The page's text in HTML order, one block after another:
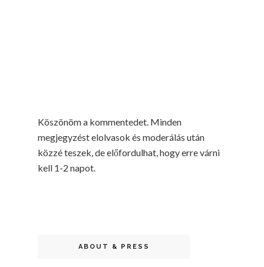
Köszönöm a kommentedet. Minden
megjegyzést elolvasok és moderálás után
közzé teszek, de előfordulhat, hogy erre várni
kell 1-2 napot.
ABOUT & PRESS